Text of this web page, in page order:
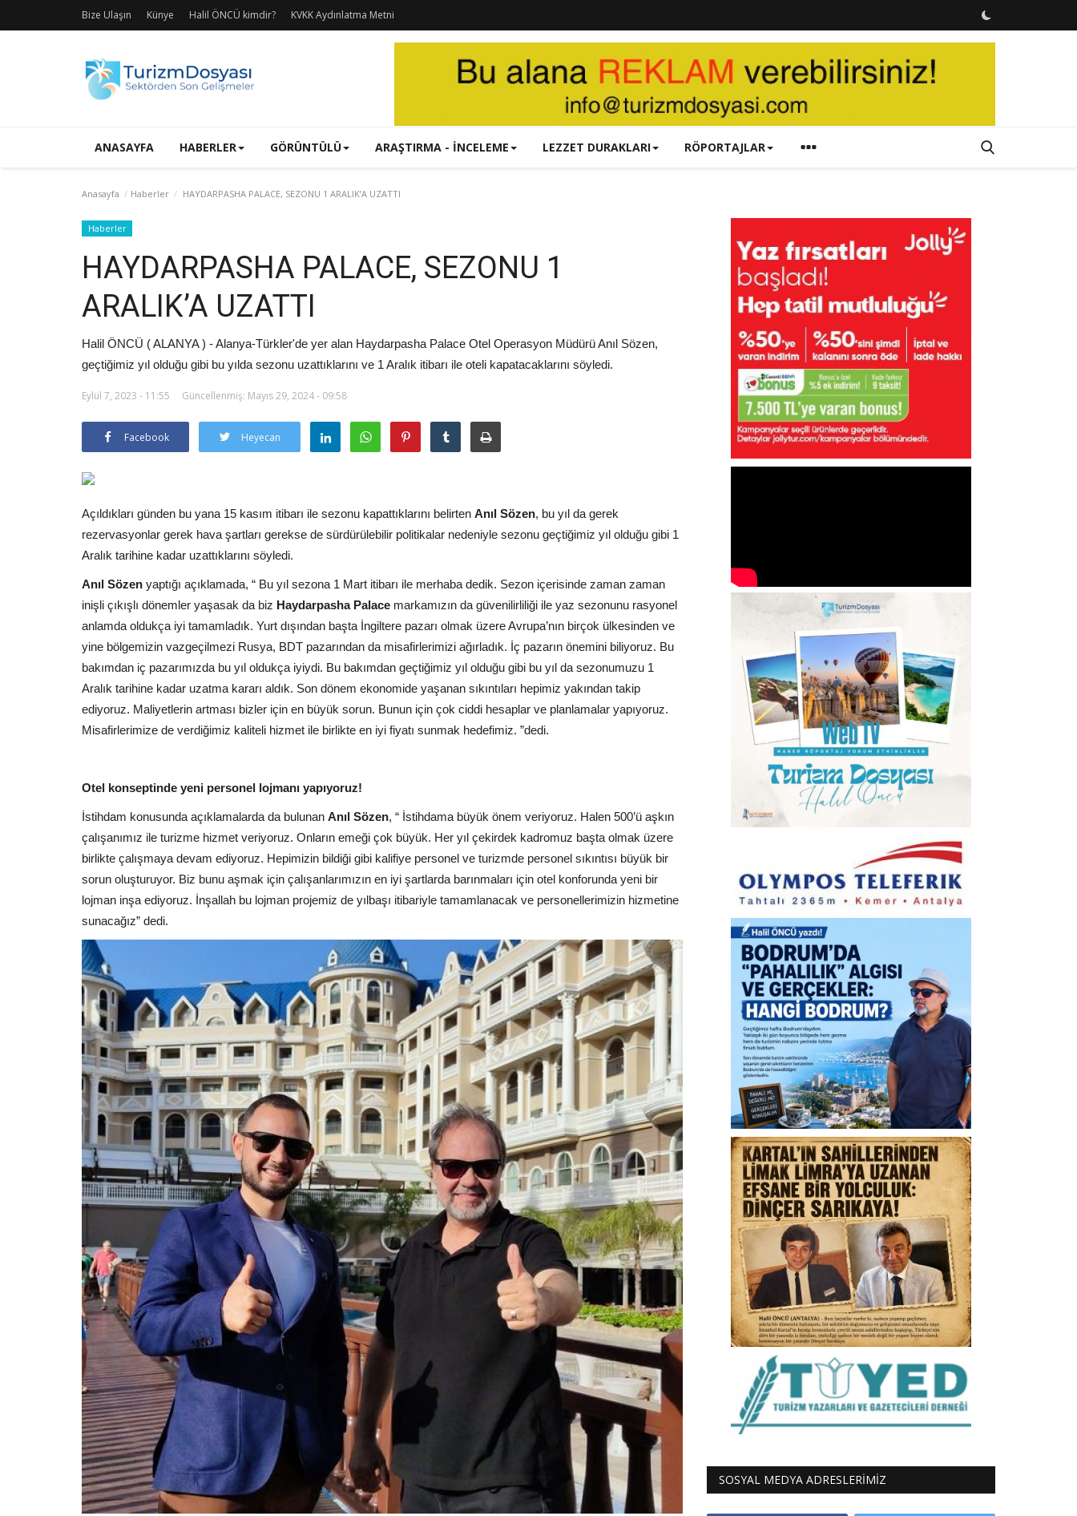
Bize Ulaşın Künye Halil ÖNCÜ kimdir? KVKK Aydınlatma Metni
ANASAYFA HABERLER GÖRÜNTÜLÜ ARAŞTIRMA - İNCELEME LEZZET DURAKLARI RÖPORTAJLAR
Anasayfa Haberler HAYDARPASHA PALACE, SEZONU 1 ARALIK’A UZATTI
Haberler
HAYDARPASHA PALACE, SEZONU 1
ARALIK’A UZATTI
Halil ÖNCÜ ( ALANYA ) - Alanya-Türkler'de yer alan Haydarpasha Palace Otel Operasyon Müdürü Anıl Sözen,
geçtiğimiz yıl olduğu gibi bu yılda sezonu uzattıklarını ve 1 Aralık itibarı ile oteli kapatacaklarını söyledi.
Eylül 7, 2023 - 11:55 Güncellenmiş: Mayıs 29, 2024 - 09:58
Facebook Heyecan
Açıldıkları günden bu yana 15 kasım itibarı ile sezonu kapattıklarını belirten Anıl Sözen, bu yıl da gerek
rezervasyonlar gerek hava şartları gerekse de sürdürülebilir politikalar nedeniyle sezonu geçtiğimiz yıl olduğu gibi 1
Aralık tarihine kadar uzattıklarını söyledi.
Anıl Sözen yaptığı açıklamada, “ Bu yıl sezona 1 Mart itibarı ile merhaba dedik. Sezon içerisinde zaman zaman
inişli çıkışlı dönemler yaşasak da biz Haydarpasha Palace markamızın da güvenilirliliği ile yaz sezonunu rasyonel
anlamda oldukça iyi tamamladık. Yurt dışından başta İngiltere pazarı olmak üzere Avrupa’nın birçok ülkesinden ve
yine bölgemizin vazgeçilmezi Rusya, BDT pazarından da misafirlerimizi ağırladık. İç pazarın önemini biliyoruz. Bu
bakımdan iç pazarımızda bu yıl oldukça iyiydi. Bu bakımdan geçtiğimiz yıl olduğu gibi bu yıl da sezonumuzu 1
Aralık tarihine kadar uzatma kararı aldık. Son dönem ekonomide yaşanan sıkıntıları hepimiz yakından takip
ediyoruz. Maliyetlerin artması bizler için en büyük sorun. Bunun için çok ciddi hesaplar ve planlamalar yapıyoruz.
Misafirlerimize de verdiğimiz kaliteli hizmet ile birlikte en iyi fiyatı sunmak hedefimiz. ”dedi.
Otel konseptinde yeni personel lojmanı yapıyoruz!
İstihdam konusunda açıklamalarda da bulunan Anıl Sözen, “ İstihdama büyük önem veriyoruz. Halen 500’ü aşkın
çalışanımız ile turizme hizmet veriyoruz. Onların emeği çok büyük. Her yıl çekirdek kadromuz başta olmak üzere
birlikte çalışmaya devam ediyoruz. Hepimizin bildiği gibi kalifiye personel ve turizmde personel sıkıntısı büyük bir
sorun oluşturuyor. Biz bunu aşmak için çalışanlarımızın en iyi şartlarda barınmaları için otel konforunda yeni bir
lojman inşa ediyoruz. İnşallah bu lojman projemiz de yılbaşı itibariyle tamamlanacak ve personellerimizin hizmetine
sunacağız” dedi.
SOSYAL MEDYA ADRESLERİMİZ